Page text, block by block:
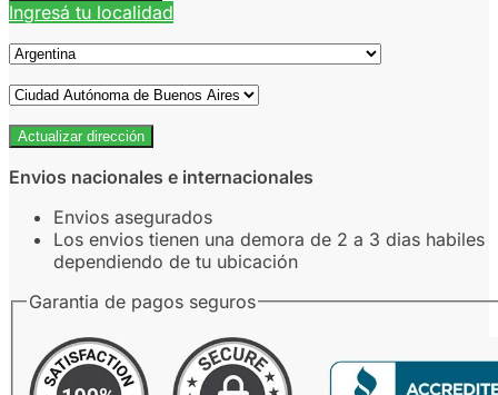
Ingresá tu localidad
Actualizar dirección
Envios nacionales e internacionales
Envios asegurados
Los envios tienen una demora de 2 a 3 dias habiles
dependiendo de tu ubicación
Garantia de pagos seguros